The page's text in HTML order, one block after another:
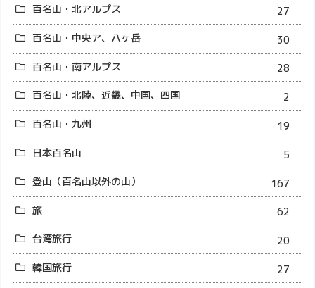
百名山・北アルプス
27
百名山・中央ア、八ヶ岳
30
百名山・南アルプス
28
百名山・北陸、近畿、中国、四国
2
百名山・九州
19
日本百名山
5
登山（百名山以外の山）
167
旅
62
台湾旅行
20
韓国旅行
27